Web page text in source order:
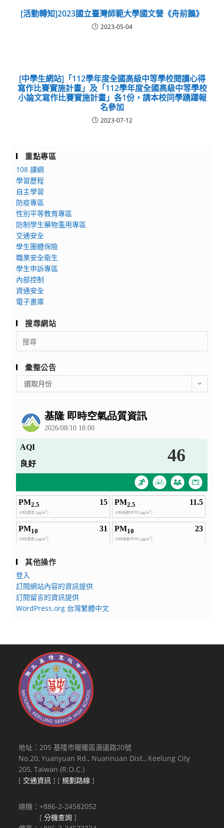
[活動轉知]2023國立臺灣師範大學國文營《舟前鵝》
2023-05-04
[中學生網站]「112學年度全國高級中等學校閱讀心得
寫作比賽實施計畫」及「112學年度全國高級中等學校
小論文寫作比賽實施計畫」各1份，請本校同學踴躍報
名參加
2023-07-12
重點專區
108 課綱
學習歷程
自主學習
防疫專區
性別平等教育專區
防制學生藥物濫用專區
交通安全
學生團體保險
職業安全衛生
學生申訴專區
內部控制
資通安全
電子書庫
搜尋網站
Search
for:
彙整公告
整
選取月份
其他操作
登入
訂閱網站內容的資訊提供
訂閱留言的資訊提供
WordPress.org 台灣繁體中文
地址：205 基隆市暖暖區源遠路20號
No.20, Yuanyuan Rd., Nuannuan Dist., Keelung City
205, Taiwan (R.O.C.)
[ 交通資訊 ] [規劃路線 ]
總機：+886-2-24582052
[分機查詢 ]